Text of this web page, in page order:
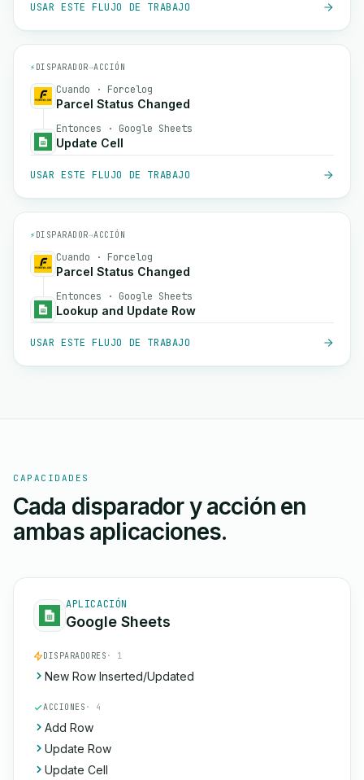
USAR ESTE FLUJO DE TRABAJO
⚡ DISPARADOR→ACCIÓN
Cuando · Forcelog
Parcel Status Changed
Entonces · Google Sheets
Update Cell
USAR ESTE FLUJO DE TRABAJO
⚡ DISPARADOR→ACCIÓN
Cuando · Forcelog
Parcel Status Changed
Entonces · Google Sheets
Lookup and Update Row
USAR ESTE FLUJO DE TRABAJO
CAPACIDADES
Cada disparador y acción en
ambas aplicaciones.
APLICACIÓN
Google Sheets
DISPARADORES · 1
New Row Inserted/Updated
ACCIONES · 4
Add Row
Update Row
Update Cell